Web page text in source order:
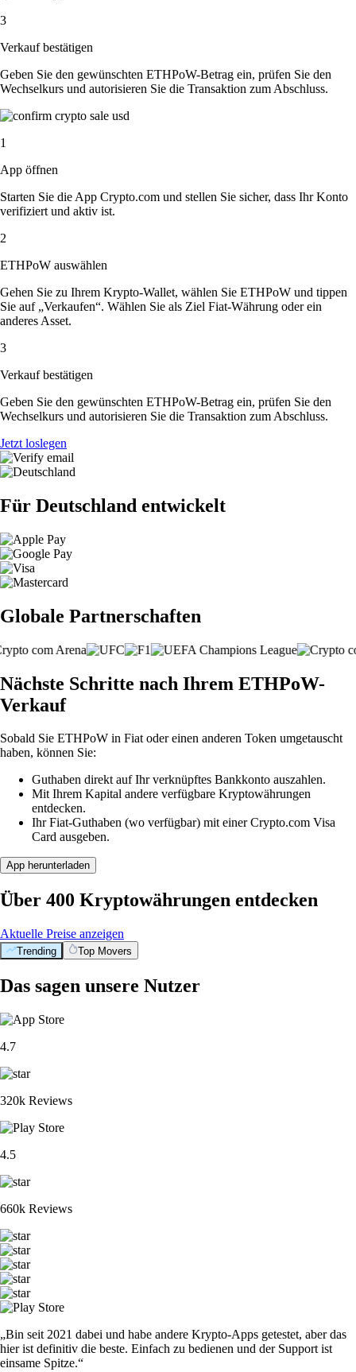
3
Verkauf bestätigen
Geben Sie den gewünschten ETHPoW-Betrag ein, prüfen Sie den
Wechselkurs und autorisieren Sie die Transaktion zum Abschluss.
1
App öffnen
Starten Sie die App Crypto.com und stellen Sie sicher, dass Ihr Konto
verifiziert und aktiv ist.
2
ETHPoW auswählen
Gehen Sie zu Ihrem Krypto-Wallet, wählen Sie ETHPoW und tippen
Sie auf „Verkaufen“. Wählen Sie als Ziel Fiat-Währung oder ein
anderes Asset.
3
Verkauf bestätigen
Geben Sie den gewünschten ETHPoW-Betrag ein, prüfen Sie den
Wechselkurs und autorisieren Sie die Transaktion zum Abschluss.
Jetzt loslegen
Für Deutschland entwickelt
Globale Partnerschaften
Nächste Schritte nach Ihrem ETHPoW-
Verkauf
Sobald Sie ETHPoW in Fiat oder einen anderen Token umgetauscht
haben, können Sie:
Guthaben direkt auf Ihr verknüpftes Bankkonto auszahlen.
Mit Ihrem Kapital andere verfügbare Kryptowährungen
entdecken.
Ihr Fiat-Guthaben (wo verfügbar) mit einer Crypto.com Visa
Card ausgeben.
App herunterladen
Über 400 Kryptowährungen entdecken
Aktuelle Preise anzeigen
Trending Top Movers
Das sagen unsere Nutzer
4.7
320k Reviews
4.5
660k Reviews
„Bin seit 2021 dabei und habe andere Krypto-Apps getestet, aber das
hier ist definitiv die beste. Einfach zu bedienen und der Support ist
einsame Spitze.“